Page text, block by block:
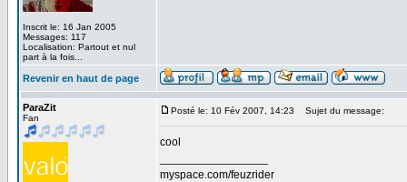
Inscrit le: 16 Jan 2005
Messages: 117
Localisation: Partout et nul
part à la fois...
Revenir en haut de page
ParaZit
Fan
Posté le: 10 Fév 2007, 14:23 Sujet du message:
cool
myspace.com/feuzrider